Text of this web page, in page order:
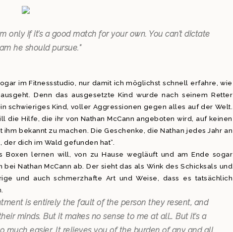
only if it’s a good match for your own. You can’t dictate
he should pursue.”
im Fitnessstudio, nur damit ich möglichst schnell erfahre, wie
Denn das ausgesetzte Kind wurde nach seinem Retter
schwieriges Kind, voller Aggressionen gegen alles auf der Welt.
Hilfe, die ihr von Nathan McCann angeboten wird, auf keinen
bekannt zu machen. Die Geschenke, die Nathan jedes Jahr an
dich im Wald gefunden hat”.
Boxen lernen will, von zu Hause wegläuft und am Ende sogar
Nathan McCann ab. Der sieht das als Wink des Schicksals und
und auch schmerzhafte Art und Weise, dass es tatsächlich
is entirely the fault of the person they resent, and
minds. But it makes no sense to me at all… But it’s a